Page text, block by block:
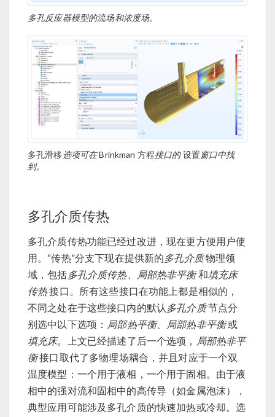
多孔反应器模型的流场和浓度场。
多孔滑移选项可在Brinkman 方程接口的设置窗口中找
到。
多孔介质传热
多孔介质传热功能已经过改进，现在更方便用户使
用。“传热”分支下现在提供新的多孔介质物理领
域，包括多孔介质传热、 局部热非平衡和填充床
传热接口。所有这些接口在功能上都是相似的，
不同之处在于这些接口内的默认 多孔介质节点分
别选中以下选项： 局部热平衡、 局部热非平衡或
填充床。上文已经描述了后一个选项， 局部热非平
衡接口取代了多物理场耦合，并且对应于一个双
温度模型：一个用于液相，一个用于固相。由于液
相中的强对流和固相中的高传导（如金属泡沫），
典型应用可能涉及多孔介质的快速加热或冷却。选